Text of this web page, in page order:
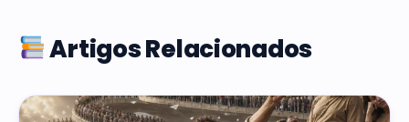
Artigos Relacionados